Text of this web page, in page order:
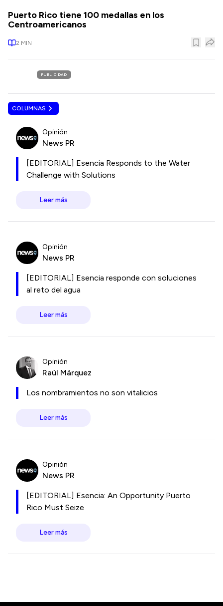
Puerto Rico tiene 100 medallas en los
Centroamericanos
2 MIN
PUBLICIDAD
COLUMNAS
Opinión
News PR
[EDITORIAL] Esencia Responds to the Water
Challenge with Solutions
Leer más
Opinión
News PR
[EDITORIAL] Esencia responde con soluciones
al reto del agua
Leer más
Opinión
Raúl Márquez
Los nombramientos no son vitalicios
Leer más
Opinión
News PR
[EDITORIAL] Esencia: An Opportunity Puerto
Rico Must Seize
Leer más